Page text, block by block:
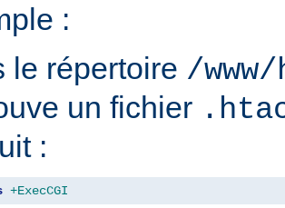
:
le répertoire /
un fichier
:
+ExecCGI